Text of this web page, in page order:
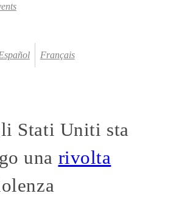
Français
Stati Uniti sta
una rivolta